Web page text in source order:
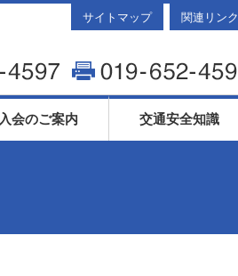
サイトマップ 関連リンク
入会のご案内 交通安全知識